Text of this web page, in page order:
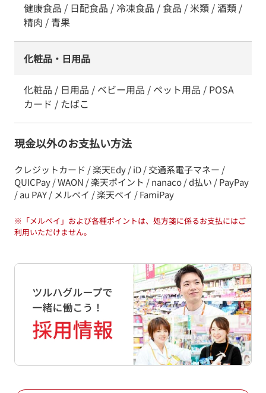
健康食品 / 日配食品 / 冷凍食品 / 食品 / 米類 / 酒類 /
精肉 / 青果
化粧品・日用品
化粧品 / 日用品 / ベビー用品 / ペット用品 / POSA
カード / たばこ
現金以外のお支払い方法
クレジットカード / 楽天Edy / iD / 交通系電子マネー /
QUICPay / WAON / 楽天ポイント / nanaco / d払い / PayPay
/ au PAY / メルペイ / 楽天ペイ / FamiPay
※ 「メルペイ」および各種ポイントは、処方箋に係るお支払にはご
利用いただけません。